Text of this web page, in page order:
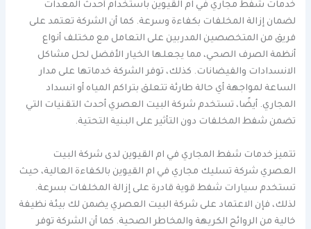
خدمات شفط مجاري في ام القيوين باستخدام أحدث المعدات
لضمان إزالة المخلفات بكفاءة وسرعة. كما أن الشركة تعتمد على
فريق من المتخصصين المدربين على التعامل مع مختلف أنواع
أنظمة الصرف الصحي، مما يجعلها الخيار الأفضل لحل مشاكل
الانسدادات والفيضانات. كذلك، توفر الشركة خدماتها على مدار
الساعة لمواجهة أي حالة طارئة تتعلق بتراكم المياه أو انسداد
المجاري. أيضًا، تستخدم شركة البيت العصري أحدث التقنيات التي
تضمن شفط المخلفات دون التأثير على البنية التحتية.
تتميز خدمات شفط المجاري في ام القيوين لدى شركة البيت
العصري شركة تسليك مجاري في ام القيوين بالكفاءة العالية، حيث
تستخدم سيارات شفط قوية قادرة على إزالة المخلفات بسرعة.
لذلك، فإن الاعتماد على شركة البيت العصري يضمن لك بيئة نظيفة
خالية من الروائح الكريهة والمخاطر الصحية. كما أن الشركة توفر